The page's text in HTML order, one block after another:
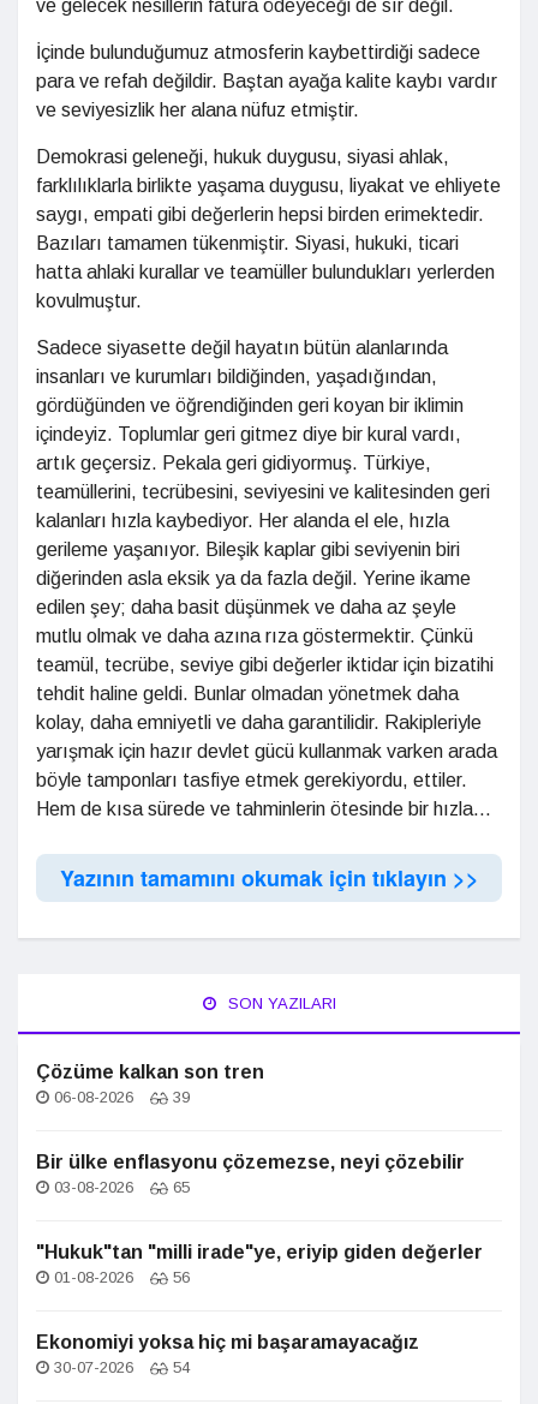
ve gelecek nesillerin fatura ödeyeceği de sır değil.
İçinde bulunduğumuz atmosferin kaybettirdiği sadece
para ve refah değildir. Baştan ayağa kalite kaybı vardır
ve seviyesizlik her alana nüfuz etmiştir.
Demokrasi geleneği, hukuk duygusu, siyasi ahlak,
farklılıklarla birlikte yaşama duygusu, liyakat ve ehliyete
saygı, empati gibi değerlerin hepsi birden erimektedir.
Bazıları tamamen tükenmiştir. Siyasi, hukuki, ticari
hatta ahlaki kurallar ve teamüller bulundukları yerlerden
kovulmuştur.
Sadece siyasette değil hayatın bütün alanlarında
insanları ve kurumları bildiğinden, yaşadığından,
gördüğünden ve öğrendiğinden geri koyan bir iklimin
içindeyiz. Toplumlar geri gitmez diye bir kural vardı,
artık geçersiz. Pekala geri gidiyormuş. Türkiye,
teamüllerini, tecrübesini, seviyesini ve kalitesinden geri
kalanları hızla kaybediyor. Her alanda el ele, hızla
gerileme yaşanıyor. Bileşik kaplar gibi seviyenin biri
diğerinden asla eksik ya da fazla değil. Yerine ikame
edilen şey; daha basit düşünmek ve daha az şeyle
mutlu olmak ve daha azına rıza göstermektir. Çünkü
teamül, tecrübe, seviye gibi değerler iktidar için bizatihi
tehdit haline geldi. Bunlar olmadan yönetmek daha
kolay, daha emniyetli ve daha garantilidir. Rakipleriyle
yarışmak için hazır devlet gücü kullanmak varken arada
böyle tamponları tasfiye etmek gerekiyordu, ettiler.
Hem de kısa sürede ve tahminlerin ötesinde bir hızla...
Yazının tamamını okumak için tıklayın >>
SON YAZILARI
Çözüme kalkan son tren
06-08-2026 39
Bir ülke enflasyonu çözemezse, neyi çözebilir
03-08-2026 65
"Hukuk"tan "milli irade"ye, eriyip giden değerler
01-08-2026 56
Ekonomiyi yoksa hiç mi başaramayacağız
30-07-2026 54